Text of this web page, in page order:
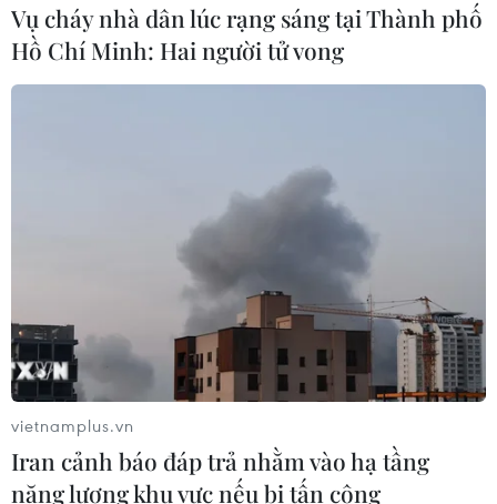
hoàn toàn bằng điện dưới ba thương hiệu riêng
của Hyundai, thương hiệu xe hạng sang Genesis
và Kia vào năm 2025./.
Vụ cháy nhà dân lúc rạng sáng tại Thành phố
Hồ Chí Minh: Hai người tử vong
vietnamplus.vn
Iran cảnh báo đáp trả nhằm vào hạ tầng
năng lượng khu vực nếu bị tấn công